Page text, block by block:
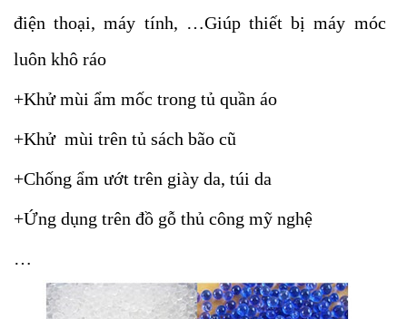
điện thoại, máy tính, …Giúp thiết bị máy móc
luôn khô ráo
+Khử mùi ẩm mốc trong tủ quần áo
+Khử mùi trên tủ sách bão cũ
+Chống ẩm ướt trên giày da, túi da
+Ứng dụng trên đồ gỗ thủ công mỹ nghệ
…